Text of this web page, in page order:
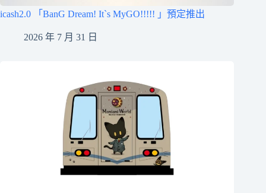
icash2.0 「BanG Dream! It`s MyGO!!!!! 」預定推出
2026 年 7 月 31 日